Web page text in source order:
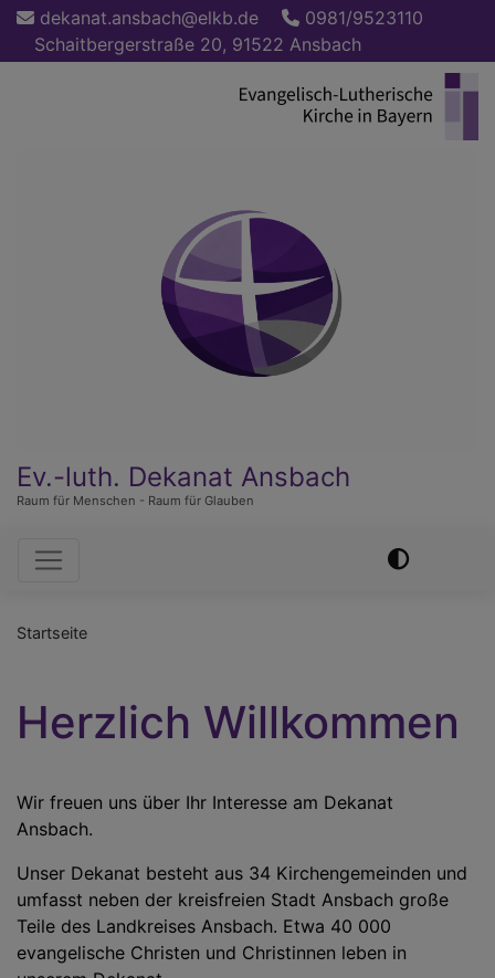
Direkt
Inhalt
dekanat.ansbach@elkb.de
0981/9523110
Schaitbergerstraße 20, 91522 Ansbach
Ev.-luth. Dekanat Ansbach
Raum für Menschen - Raum für Glauben
Hauptnavigation
Startseite
Herzlich Willkommen
Wir freuen uns über Ihr Interesse am Dekanat
Ansbach.
Unser Dekanat besteht aus 34 Kirchengemeinden und
umfasst neben der kreisfreien Stadt Ansbach große
Teile des Landkreises Ansbach. Etwa 40 000
evangelische Christen und Christinnen leben in